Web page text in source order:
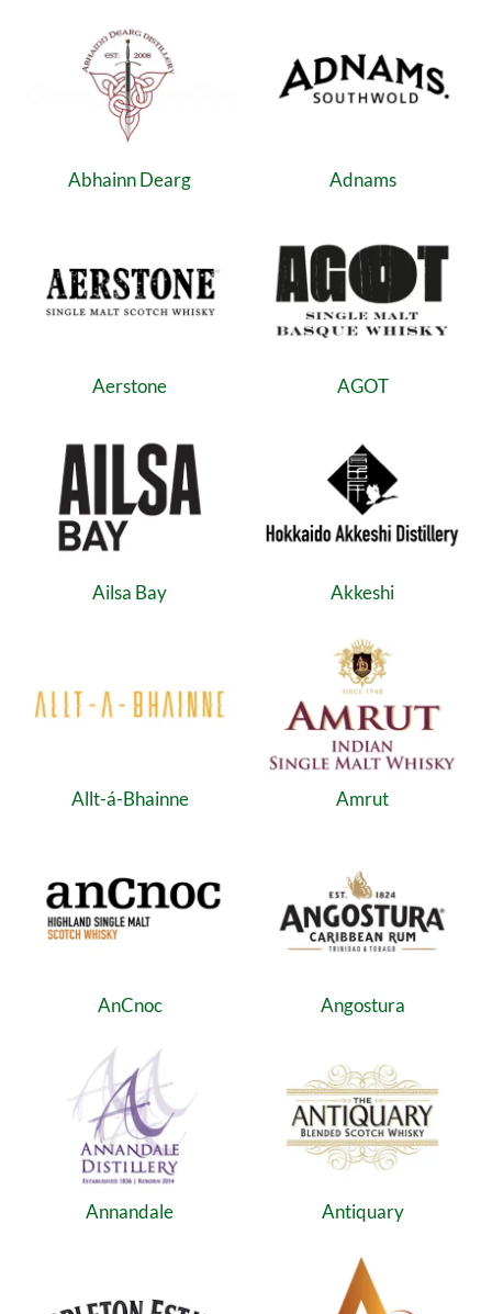
Abhainn Dearg Adnams
Aerstone AGOT
Ailsa Bay Akkeshi
Allt-á-Bhainne Amrut
AnCnoc Angostura
Annandale Antiquary